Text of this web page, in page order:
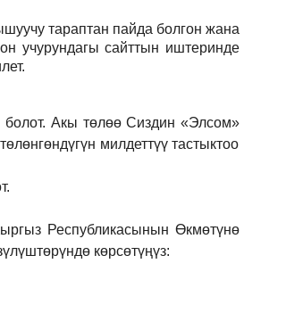
тараптан пайда болгон жана
учурундагы сайттын иштеринде
болот. Акы төлөө Сиздин«Элсом»
милдеттүү тастыктоо
Республикасынын Өкмөтүнө
көрсөтүңүз: